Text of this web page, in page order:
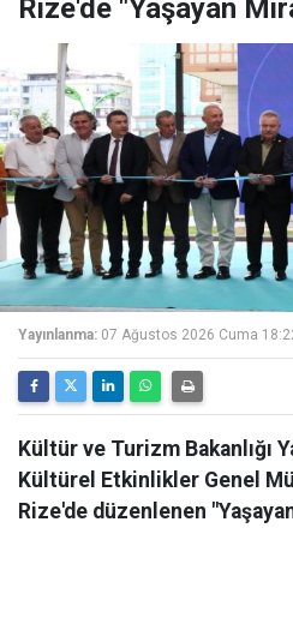
Rize'de "Yaşayan
Yayınlanma: 07 Ağustos 2026 Cuma
Kültür ve Turizm Bakanlığı
Kültürel Etkinlikler Genel
Rize'de düzenlenen